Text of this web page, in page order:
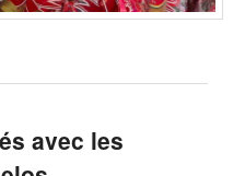
avec les